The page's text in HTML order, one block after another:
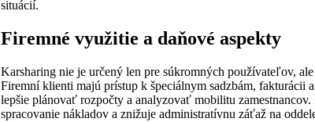
situácií.
Firemné využitie a daňové aspekty
Karsharing nie je určený len pre súkromných používateľov,
Firemní klienti majú prístup k špeciálnym sadzbám, fakturácii
lepšie plánovať rozpočty a analyzovať mobilitu
spracovanie nákladov a znižuje administratívnu záťaž na